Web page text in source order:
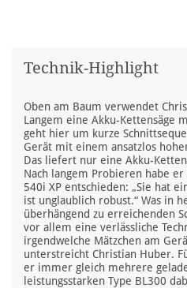
Technik-Highlight
Oben am Baum verwendet
Langem eine Akku-Kettensäge
geht hier um kurze
Gerät mit einem ansatzlos
Das liefert nur eine Akku-
Nach langem Probieren habe
540i XP entschieden: „Sie hat
ist unglaublich robust.“ Was in
überhängend zu erreichenden
vor allem eine verlässliche
irgendwelche Mätzchen am
unterstreicht Christian Huber.
er immer gleich mehrere
leistungsstarken Type BL300